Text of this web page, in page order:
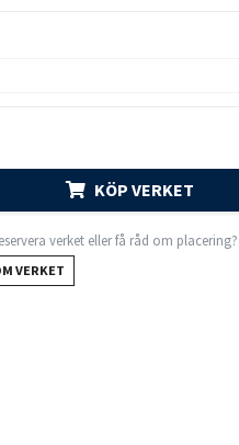
KÖP VERKET
verket eller få råd om placering?
VERKET